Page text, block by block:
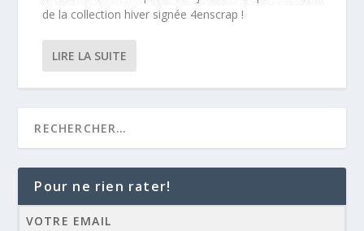
de la collection hiver signée 4enscrap !
LIRE LA SUITE
Pour ne rien rater!